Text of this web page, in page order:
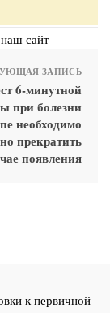
сайт
ЗАПИСЬ
6-минутной
при болезни
необходимо
прекратить
появления
к первичной